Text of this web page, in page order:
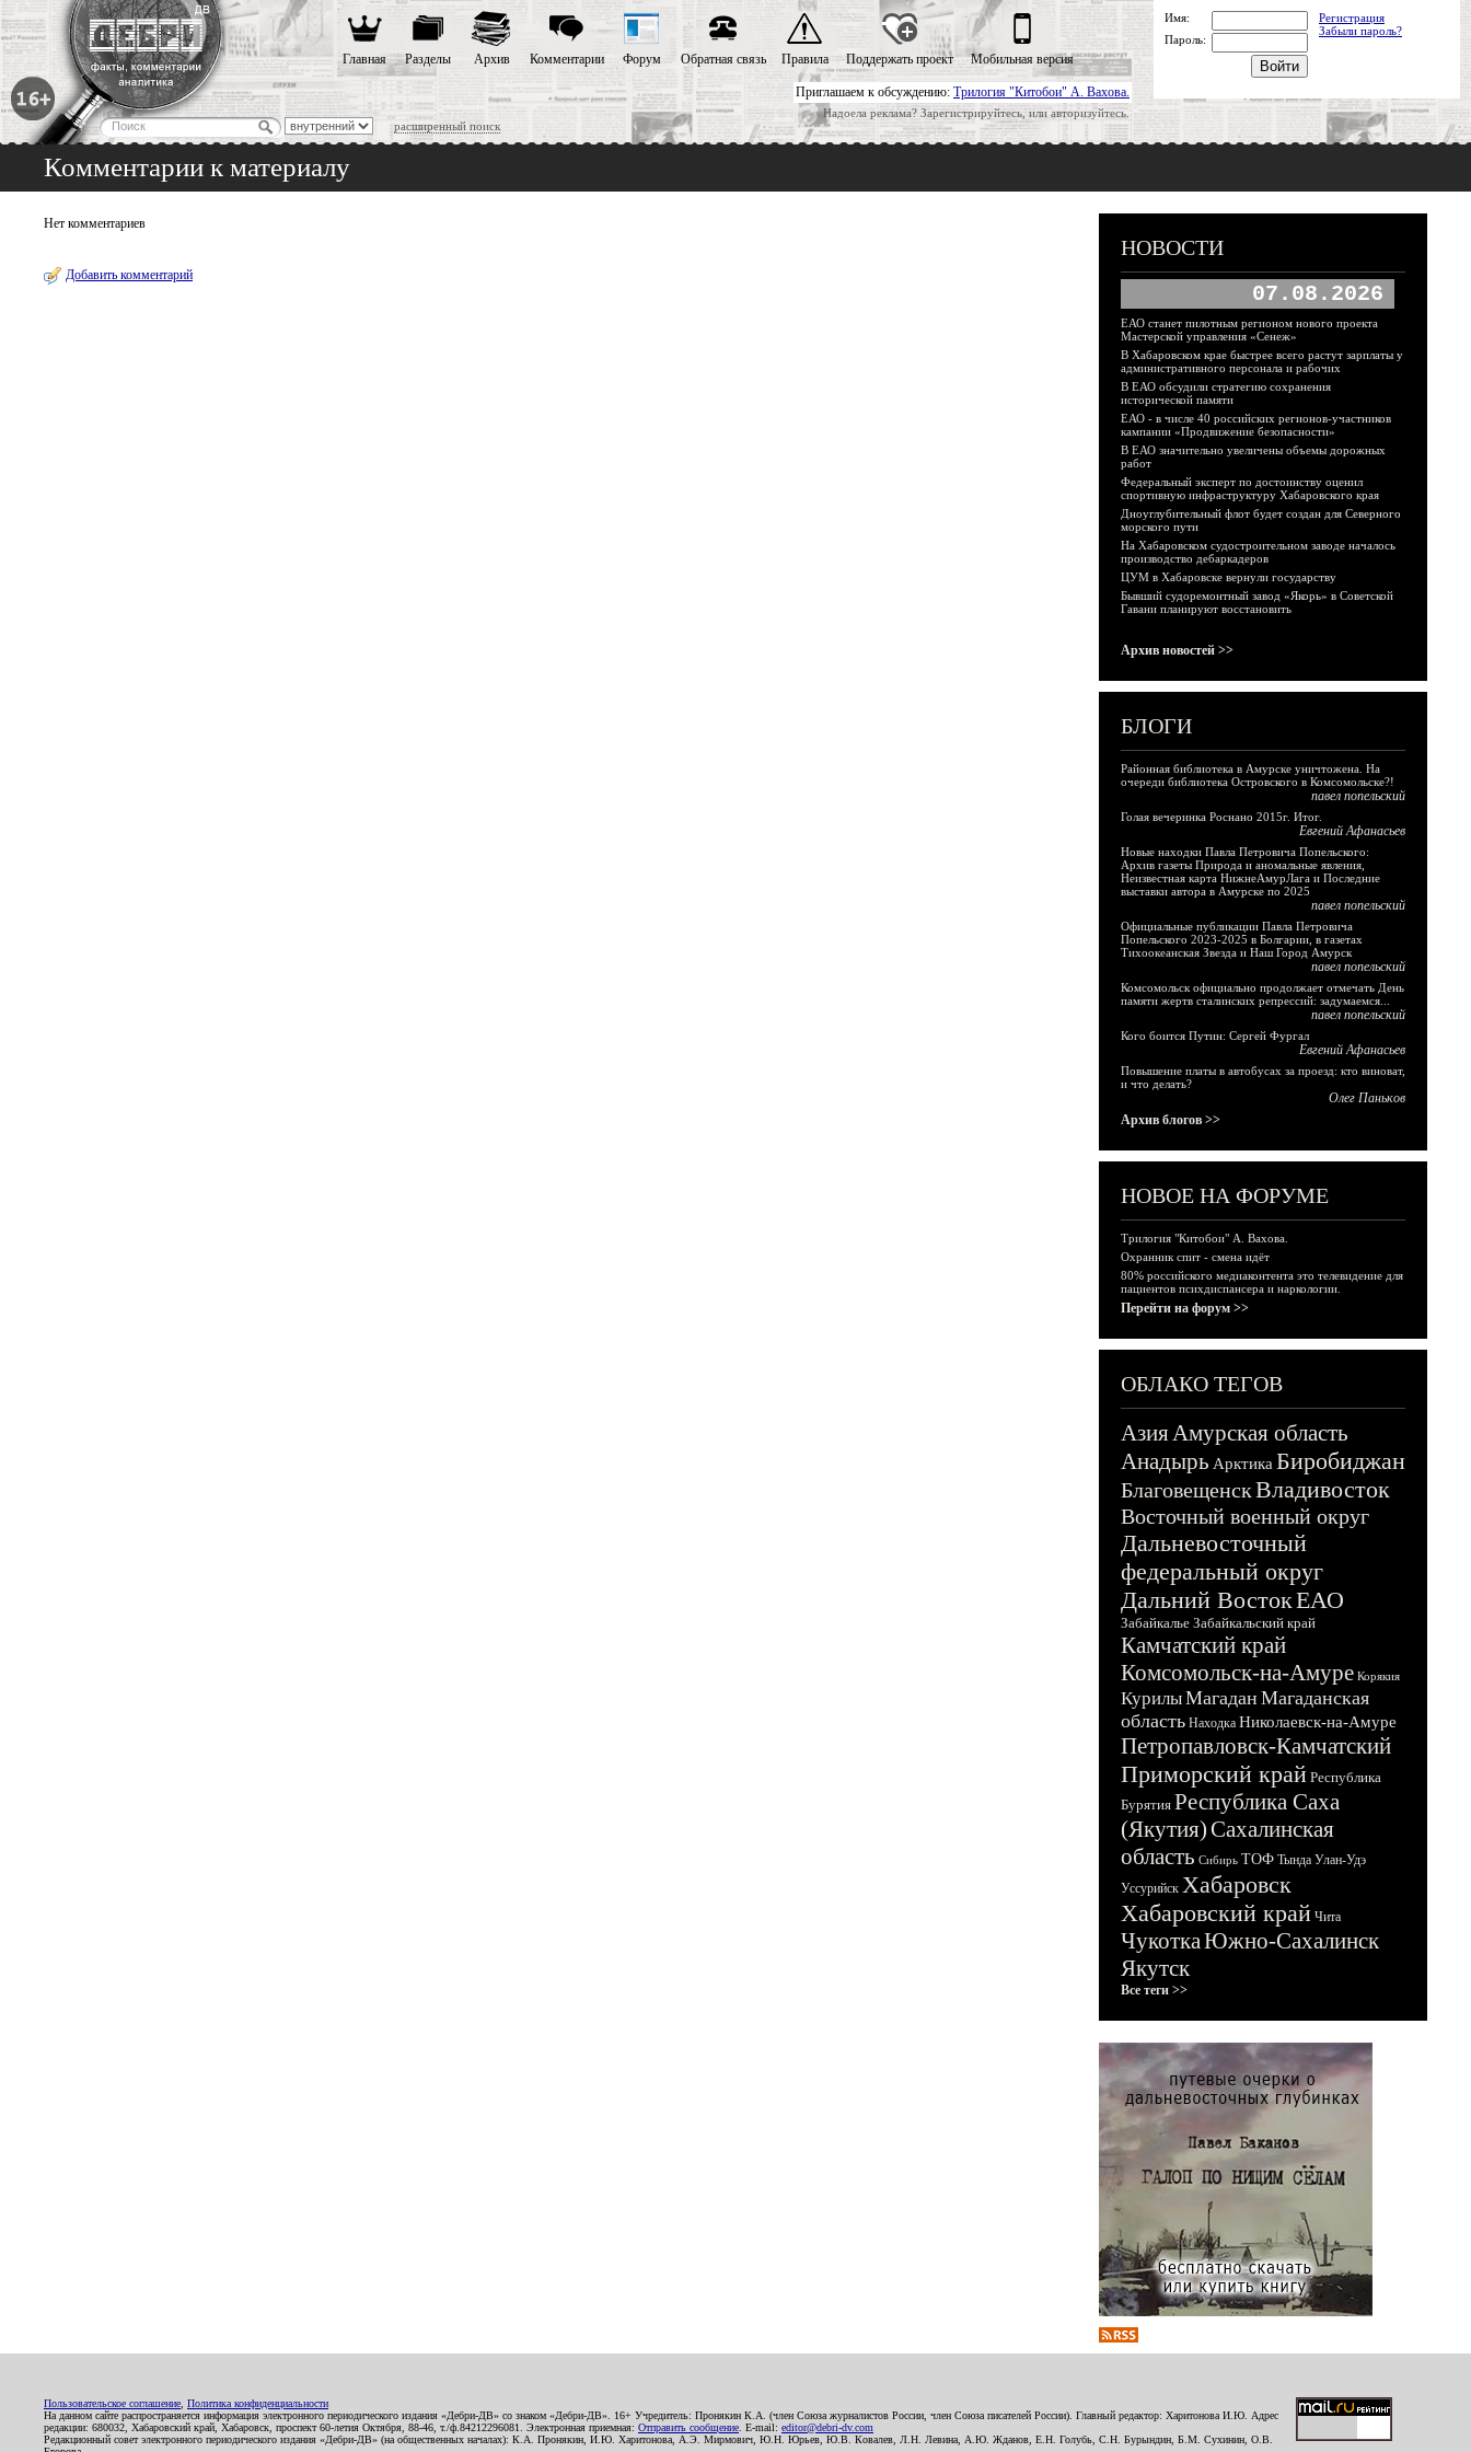
Приглашаем к обсуждению: Трилогия "Китобои" А. Вахова.
Надоела реклама? Зарегистрируйтесь, или авторизуйтесь.
расширенный поиск
Главная Разделы Архив Комментарии Форум Обратная связь Правила Поддержать проект Мобильная версия
Имя:
Регистрация
Забыли пароль?
Пароль:
Комментарии к материалу
Нет комментариев
Добавить комментарий
НОВОСТИ
07.08.2026
ЕАО станет пилотным регионом нового проекта
Мастерской управления «Сенеж»
В Хабаровском крае быстрее всего растут зарплаты у
административного персонала и рабочих
В ЕАО обсудили стратегию сохранения
исторической памяти
ЕАО - в числе 40 российских регионов-участников
кампании «Продвижение безопасности»
В ЕАО значительно увеличены объемы дорожных
работ
Федеральный эксперт по достоинству оценил
спортивную инфраструктуру Хабаровского края
Дноуглубительный флот будет создан для Северного
морского пути
На Хабаровском судостроительном заводе началось
производство дебаркадеров
ЦУМ в Хабаровске вернули государству
Бывший судоремонтный завод «Якорь» в Советской
Гавани планируют восстановить
Архив новостей >>
БЛОГИ
Районная библиотека в Амурске уничтожена. На
очереди библиотека Островского в Комсомольске?!
павел попельский
Голая вечеринка Роснано 2015г. Итог.
Евгений Афанасьев
Новые находки Павла Петровича Попельского:
Архив газеты Природа и аномальные явления,
Неизвестная карта НижнеАмурЛага и Последние
выставки автора в Амурске по 2025
павел попельский
Официальные публикации Павла Петровича
Попельского 2023-2025 в Болгарии, в газетах
Тихоокеанская Звезда и Наш Город Амурск
павел попельский
Комсомольск официально продолжает отмечать День
памяти жертв сталинских репрессий: задумаемся...
павел попельский
Кого боится Путин: Сергей Фургал
Евгений Афанасьев
Повышение платы в автобусах за проезд: кто виноват,
и что делать?
Олег Паньков
Архив блогов >>
НОВОЕ НА ФОРУМЕ
Трилогия "Китобои" А. Вахова.
Охранник спит - смена идёт
80% российского медиаконтента это телевидение для
пациентов психдиспансера и наркологии.
Перейти на форум >>
ОБЛАКО ТЕГОВ
АзияАмурская область
Анадырь Арктика Биробиджан
БлаговещенскВладивосток
Восточный военный округ
Дальневосточный
федеральный округ
Дальний ВостокЕАО
Забайкалье Забайкальский край
Камчатский край
Комсомольск-на-Амуре Корякия
КурилыМагадан Магаданская
область Находка Николаевск-на-Амуре
Петропавловск-Камчатский
Приморский край Республика
Бурятия Республика Саха
(Якутия)Сахалинская
область Сибирь ТОФ Тында Улан-Удэ
Уссурийск Хабаровск
Хабаровский край Чита
ЧукоткаЮжно-Сахалинск
Якутск
Все теги >>
Пользовательское соглашение Политика конфиденциальности
На данном сайте распространяется информация электронного периодического издания «Дебри-ДВ» со знаком «Дебри-ДВ». 16+ Учредитель: Пронякин К.А. (член Союза журналистов России, член Союза писателей России). Главный редактор: Харитонова И.Ю. Адрес
редакции: 680032, Хабаровский край, Хабаровск, проспект 60-летия Октября, 88-46, т./ф.84212296081. Электронная приемная: Отправить сообщение . E-mail: editor@debri-dv.com
Редакционный совет электронного периодического издания «Дебри-ДВ» (на общественных началах): К.А. Пронякин, И.Ю. Харитонова, А.Э. Мирмович, Ю.Н. Юрьев, Ю.В. Ковалев, Л.Н. Левина, А.Ю. Жданов, Е.Н. Голубь, С.Н. Бурындин, Б.М. Сухинин, О.В.